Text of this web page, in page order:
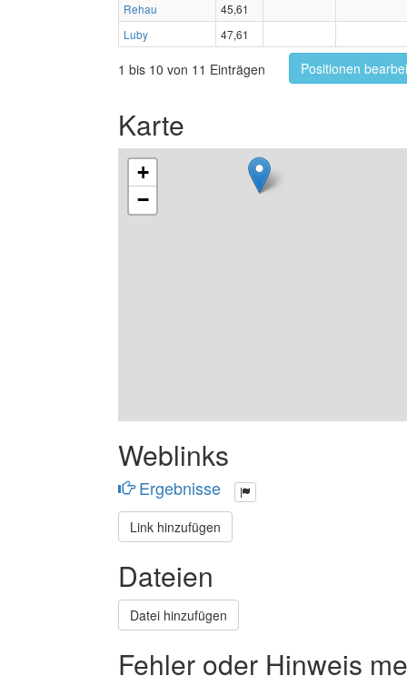
Rehau
45,61
Luby
47,61
1 bis 10 von 11 Einträgen Positionen
Karte
+
−
Weblinks
Ergebnisse
Link hinzufügen
Dateien
Datei hinzufügen
Fehler oder Hinweis